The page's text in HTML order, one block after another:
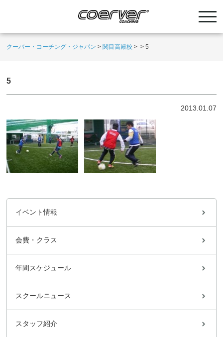
クーバー・コーチング・ジャパン > 関目高殿校 > >5
5
2013.01.07
イベント情報
会費・クラス
年間スケジュール
スクールニュース
スタッフ紹介